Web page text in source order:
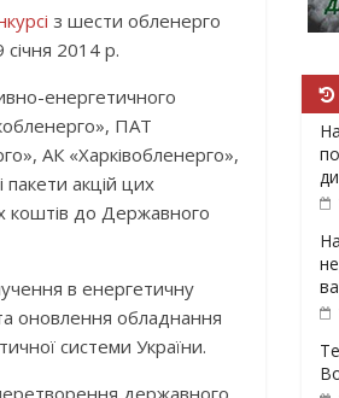
з шести обленерго
2014 р.
енергетичного
ПАТ
АК «Харківобленерго»,
акцій цих
коштів до Державного
в енергетичну
оновлення обладнання
системи України.
державного